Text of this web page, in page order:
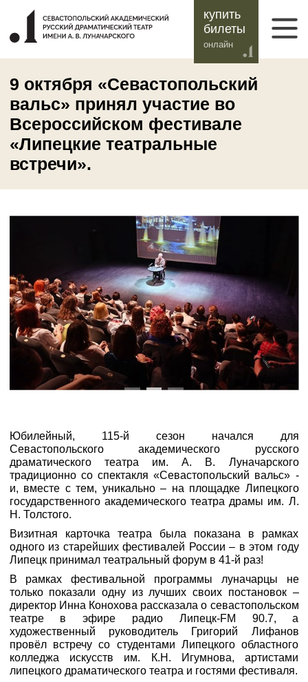
купить
билеты
онлайн
9 октября «Севастопольский
вальс» принял участие во
Всероссийском фестивале
«Липецкие театральные
встречи».
Юбилейный, 115-й сезон начался для
Севастопольского академического русского
драматического театра им. А. В. Луначарского
традиционно со спектакля «Севастопольский вальс» -
и, вместе с тем, уникально – на площадке Липецкого
государственного академического театра драмы им. Л.
Н. Толстого.
Визитная карточка театра была показана в рамках
одного из старейших фестивалей России – в этом году
Липецк принимал театральный форум в 41-й раз!
В рамках фестивальной программы луначарцы не
только показали одну из лучших своих постановок –
директор Инна Конохова рассказала о севастопольском
театре в эфире радио Липецк-FM 90.7, а
художественный руководитель Григорий Лифанов
провёл встречу со студентами Липецкого областного
колледжа искусств им. К.Н. Игумнова, артистами
липецкого драматического театра и гостями фестиваля.